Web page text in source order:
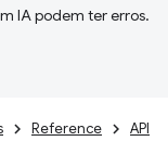
IA podem ter erros.
Reference API